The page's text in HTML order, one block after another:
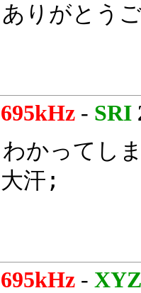
りがとう
- SRI
わかって
汗;
- XYZ